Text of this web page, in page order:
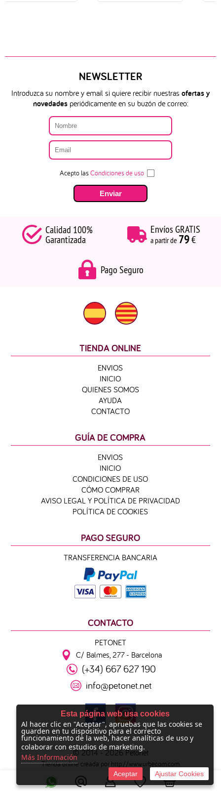
NEWSLETTER
Introduzca su nombre y email si quiere recibir nuestras ofertas y
novedadesperiódicamente en su buzón de correo:
Acepto lasCondiciones de uso
Calidad 100%
Garantizada
Envíos GRATIS
a partir de 79€
Pago Seguro
TIENDA ONLINE
ENVIOS
INICIO
QUIENES SOMOS
AYUDA
CONTACTO
GUÍA DE COMPRA
ENVIOS
INICIO
CONDICIONES DE USO
CÓMO COMPRAR
AVISO LEGAL Y POLÍTICA DE PRIVACIDAD
POLÍTICA DE COOKIES
PAGO SEGURO
TRANSFERENCIA BANCARIA
CONTACTO
PETONET
C/ Balmes, 277 - Barcelona
(+34) 667 627 190
info@petonet.net
© 2014 -2026 Petonet
Tienda online creada por http://www.urbecom.com
Esta página web usa cookies
Al hacer clic en "Aceptar", apruebas que las cookies se
guarden en tu dispositivo para el correcto
funcionamiento de la web, hacer analíticas de uso y
colaborar con estudios de marketing.
Más Información
Aceptar Ajustar Cookies